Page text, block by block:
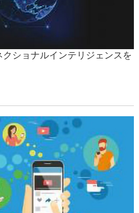
クショナルインテリジェンスを